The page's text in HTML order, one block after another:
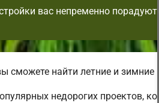
вас непременно порадуют!
найти летние и зимние
недорогих проектов,